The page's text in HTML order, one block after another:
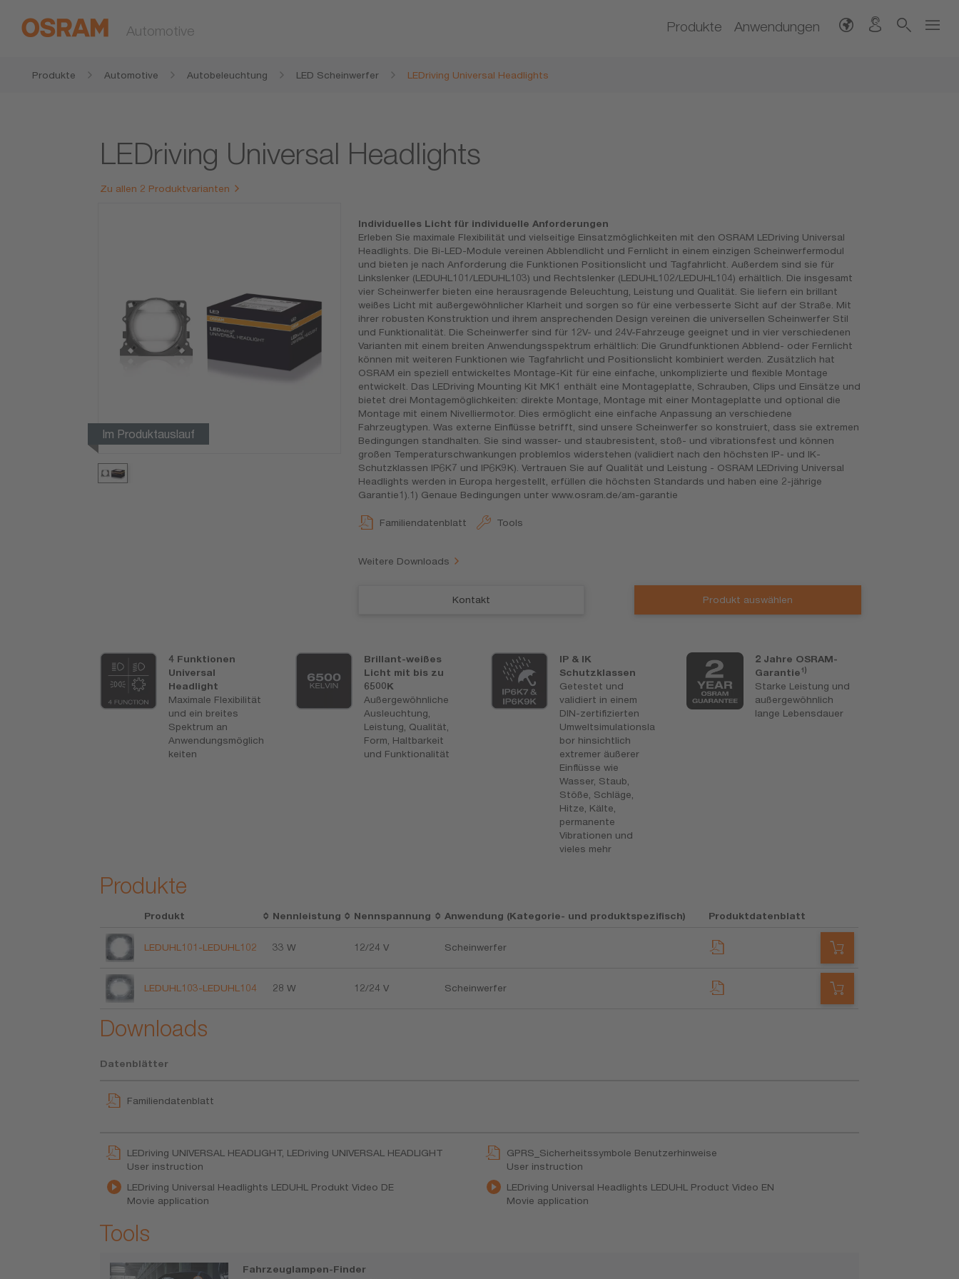
Automotive Produkte Anwendungen
Produkte Automotive Autobeleuchtung LED Scheinwerfer LEDriving Universal Headlights
LEDriving Universal Headlights
Zu allen 2 Produktvarianten
Im Produktauslauf
Individuelles Licht für individuelle Anforderungen
Erleben Sie maximale Flexibilität und vielseitige Einsatzmöglichkeiten mit den OSRAM LEDriving Universal
Headlights. Die Bi-LED-Module vereinen Abblendlicht und Fernlicht in einem einzigen Scheinwerfermodul
und bieten je nach Anforderung die Funktionen Positionslicht und Tagfahrlicht. Außerdem sind sie für
Linkslenker (LEDUHL101/LEDUHL103) und Rechtslenker (LEDUHL102/LEDUHL104) erhältlich. Die insgesamt
vier Scheinwerfer bieten eine herausragende Beleuchtung, Leistung und Qualität. Sie liefern ein brillant
weißes Licht mit außergewöhnlicher Klarheit und sorgen so für eine verbesserte Sicht auf der Straße. Mit
ihrer robusten Konstruktion und ihrem ansprechenden Design vereinen die universellen Scheinwerfer Stil
und Funktionalität. Die Scheinwerfer sind für 12V- und 24V-Fahrzeuge geeignet und in vier verschiedenen
Varianten mit einem breiten Anwendungsspektrum erhältlich: Die Grundfunktionen Abblend- oder Fernlicht
können mit weiteren Funktionen wie Tagfahrlicht und Positionslicht kombiniert werden. Zusätzlich hat
OSRAM ein speziell entwickeltes Montage-Kit für eine einfache, unkomplizierte und flexible Montage
entwickelt. Das LEDriving Mounting Kit MK1 enthält eine Montageplatte, Schrauben, Clips und Einsätze und
bietet drei Montagemöglichkeiten: direkte Montage, Montage mit einer Montageplatte und optional die
Montage mit einem Nivelliermotor. Dies ermöglicht eine einfache Anpassung an verschiedene
Fahrzeugtypen. Was externe Einflüsse betrifft, sind unsere Scheinwerfer so konstruiert, dass sie extremen
Bedingungen standhalten. Sie sind wasser- und staubresistent, stoß- und vibrationsfest und können
großen Temperaturschwankungen problemlos widerstehen (validiert nach den höchsten IP- und IK-
Schutzklassen IP6K7 und IP6K9K). Vertrauen Sie auf Qualität und Leistung - OSRAM LEDriving Universal
Headlights werden in Europa hergestellt, erfüllen die höchsten Standards und haben eine 2-jährige
Garantie1).1) Genaue Bedingungen unter www.osram.de/am-garantie
Familiendatenblatt Tools
Weitere Downloads
Kontakt Produkt auswählen
4 Funktionen
Universal
Headlight
Maximale Flexibilität
und ein breites
Spektrum an
Anwendungsmöglich
keiten
Brillant-weißes
Licht mit bis zu
6500K
Außergewöhnliche
Ausleuchtung,
Leistung, Qualität,
Form, Haltbarkeit
und Funktionalität
IP & IK
Schutzklassen
Getestet und
validiert in einem
DIN-zertifizierten
Umweltsimulationsla
bor hinsichtlich
extremer äußerer
Einflüsse wie
Wasser, Staub,
Stöße, Schläge,
Hitze, Kälte,
permanente
Vibrationen und
vieles mehr
2 Jahre OSRAM-
Garantie1)
Starke Leistung und
außergewöhnlich
lange Lebensdauer
Produkte
Produkt Nennleistung Nennspannung Anwendung (Kategorie- und produktspezifisch) Produktdatenblatt
LEDUHL101-LEDUHL102 33 W 12/24 V Scheinwerfer
LEDUHL103-LEDUHL104 28 W 12/24 V Scheinwerfer
Downloads
Datenblätter
Familiendatenblatt
LEDriving UNIVERSAL HEADLIGHT, LEDriving UNIVERSAL HEADLIGHT
User instruction
GPRS_Sicherheitssymbole Benutzerhinweise
User instruction
LEDriving Universal Headlights LEDUHL Produkt Video DE
Movie application
LEDriving Universal Headlights LEDUHL Product Video EN
Movie application
Tools
Fahrzeuglampen-Finder